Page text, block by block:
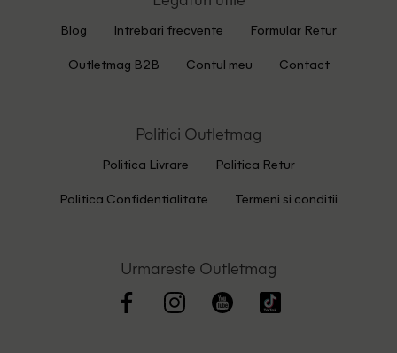
Blog Intrebari frecvente Formular Retur
Outletmag B2B Contul meu Contact
Politici Outletmag
Politica Livrare Politica Retur
Politica Confidentialitate Termeni si conditii
Urmareste Outletmag